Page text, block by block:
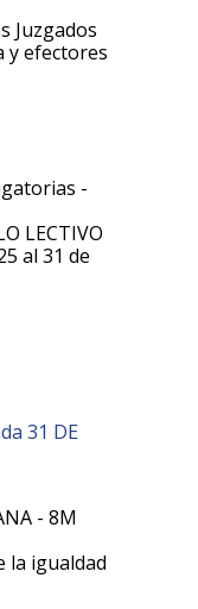
Juzgados
y efectores
-
LECTIVO
al 31 de
31 DE
- 8M
la igualdad